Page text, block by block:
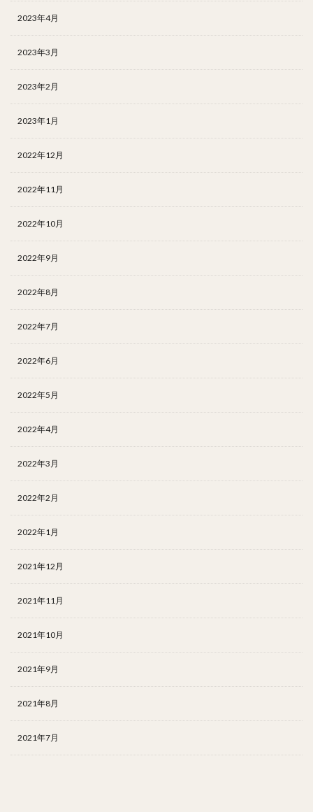
2023年4月
2023年3月
2023年2月
2023年1月
2022年12月
2022年11月
2022年10月
2022年9月
2022年8月
2022年7月
2022年6月
2022年5月
2022年4月
2022年3月
2022年2月
2022年1月
2021年12月
2021年11月
2021年10月
2021年9月
2021年8月
2021年7月